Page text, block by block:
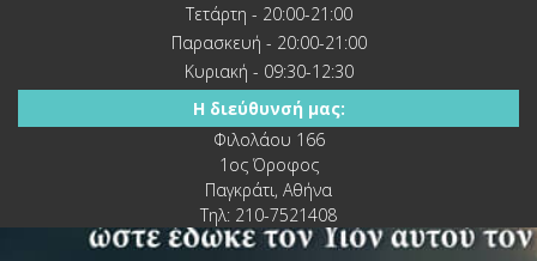
Τετάρτη - 20:00-21:00
Παρασκευή - 20:00-21:00
Κυριακή - 09:30-12:30
Η διεύθυνσή μας:
Φιλολάου 166
1ος Όροφος
Παγκράτι, Αθήνα
Τηλ: 210-7521408